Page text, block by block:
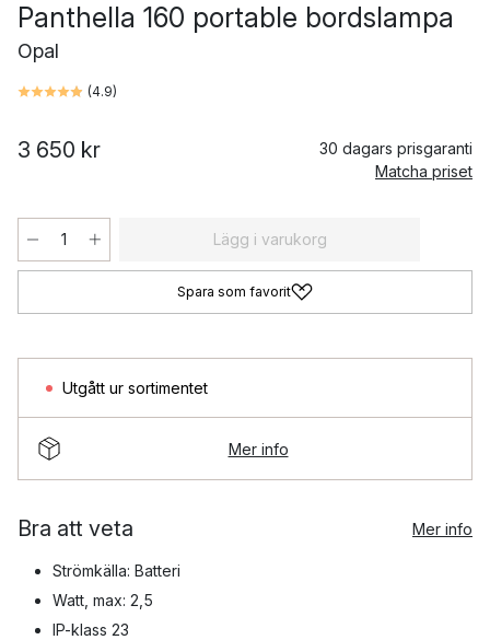
Panthella 160 portable bordslampa
Opal
(4.9)
3 650 kr
30 dagars prisgaranti
Matcha priset
Lägg i varukorg
Spara som favorit
Utgått ur sortimentet
Mer info
Bra att veta Mer info
Strömkälla: Batteri
Watt, max: 2,5
IP-klass 23